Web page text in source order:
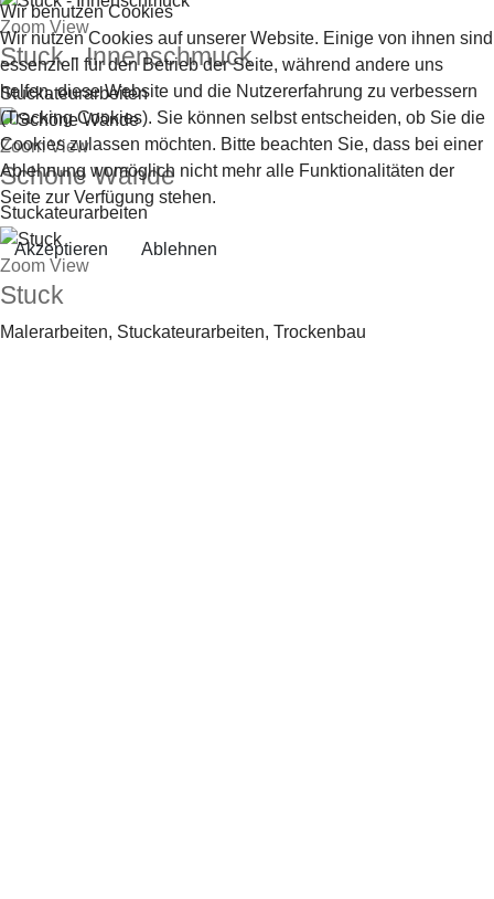
Zoom View
Stuck - Innenschmuck
Stuckateurarbeiten
Zoom View
Schöne Wände
Stuckateurarbeiten
Zoom View
Stuck
Malerarbeiten, Stuckateurarbeiten, Trockenbau
Wir benutzen Cookies
Wir nutzen Cookies auf unserer Website. Einige von ihnen sind
essenziell für den Betrieb der Seite, während andere uns
helfen, diese Website und die Nutzererfahrung zu verbessern
(Tracking Cookies). Sie können selbst entscheiden, ob Sie die
Cookies zulassen möchten. Bitte beachten Sie, dass bei einer
Ablehnung womöglich nicht mehr alle Funktionalitäten der
Seite zur Verfügung stehen.
Akzeptieren Ablehnen